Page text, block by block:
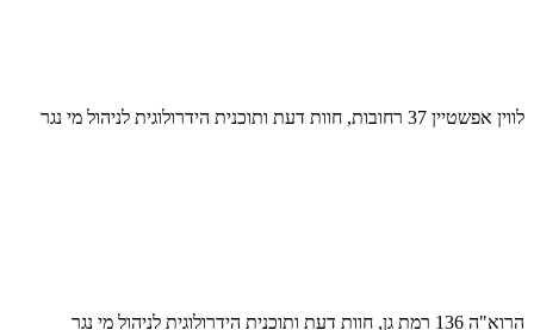
לווין אפשטיין 37 רחובות, חוות דעת ותוכנית הידרולוגית לניהול מי נגר
הרוא"ה 136 רמת גן, חוות דעת ותוכנית הידרולוגית לניהול מי נגר